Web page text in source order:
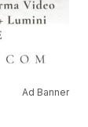
Ad Banner